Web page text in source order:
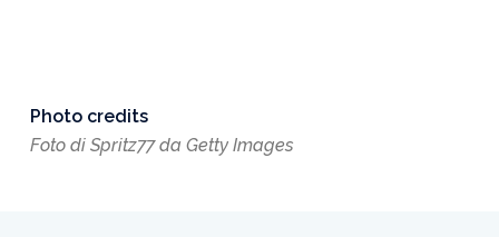
Photo credits
Foto di Spritz77 da Getty Images